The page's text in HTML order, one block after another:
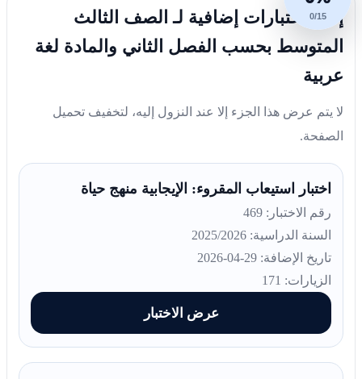
0/15
إليك اختبارات إضافية لـ الصف الثالث
المتوسط بحسب الفصل الثاني والمادة لغة
عربية
لا يتم عرض هذا الجزء إلا عند النزول إليه، لتخفيف تحميل
الصفحة.
اختبار استيعاب المقروء: الإيجابية منهج حياة
رقم الاختبار: 469
السنة الدراسية: 2025/2026
تاريخ الإضافة: 29-04-2026
الزيارات: 171
عرض الاختبار